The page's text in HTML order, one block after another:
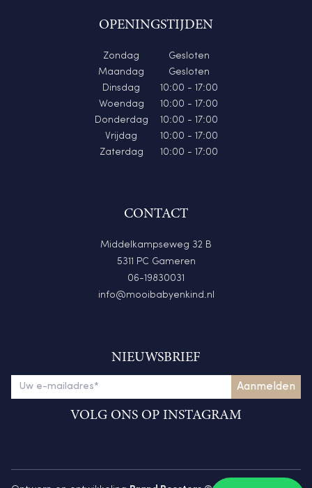
OPENINGSTIJDEN
Zondag
Gesloten
Maandag
Gesloten
Dinsdag
10:00 - 17:00
Woendag
10:00 - 17:00
Donderdag
10:00 - 17:00
Vrijdag
10:00 - 17:00
Zaterdag
10:00 - 17:00
CONTACT
Middelkampseweg 32 B
5311 PC Gameren
06-19830031
info@mooibabyenkind.nl
NIEUWSBRIEF
VOLG ONS OP INSTAGRAM